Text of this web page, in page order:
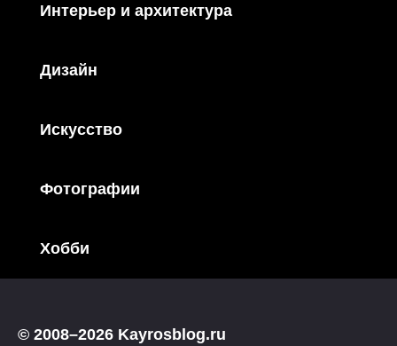
Интерьер и архитектура
Дизайн
Искусство
Фотографии
Хобби
© 2008–2026 Kayrosblog.ru